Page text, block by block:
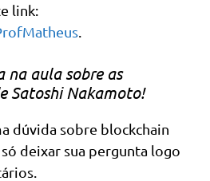
link:
na aula sobre as
Satoshi Nakamoto!
dúvida sobre blockchain
deixar sua pergunta logo